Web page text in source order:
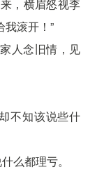
，横眉怒视李
我滚开！”
人念旧情，见
不知该说些什
么都理亏。